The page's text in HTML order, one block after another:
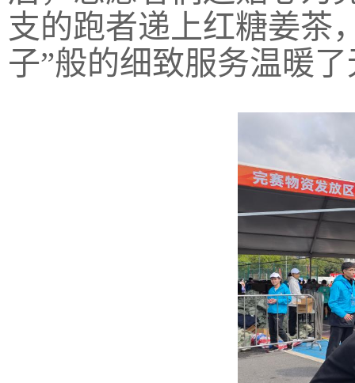
支的跑者递上红糖姜茶
子”般的细致服务温暖